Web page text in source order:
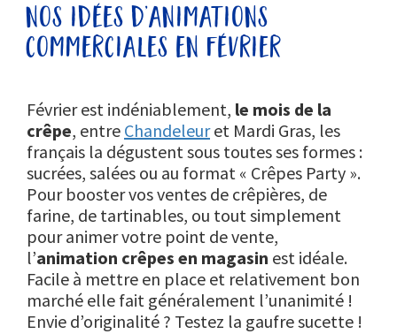
nos idées d’animations
commerciales en février
Février est indéniablement, le mois de la
crêpe, entre Chandeleuret Mardi Gras, les
français la dégustent sous toutes ses formes :
sucrées, salées ou au format « Crêpes Party ».
Pour booster vos ventes de crêpières, de
farine, de tartinables, ou tout simplement
pour animer votre point de vente,
l’animation crêpes en magasin est idéale.
Facile à mettre en place et relativement bon
marché elle fait généralement l’unanimité !
Envie d’originalité ? Testez la gaufre sucette !